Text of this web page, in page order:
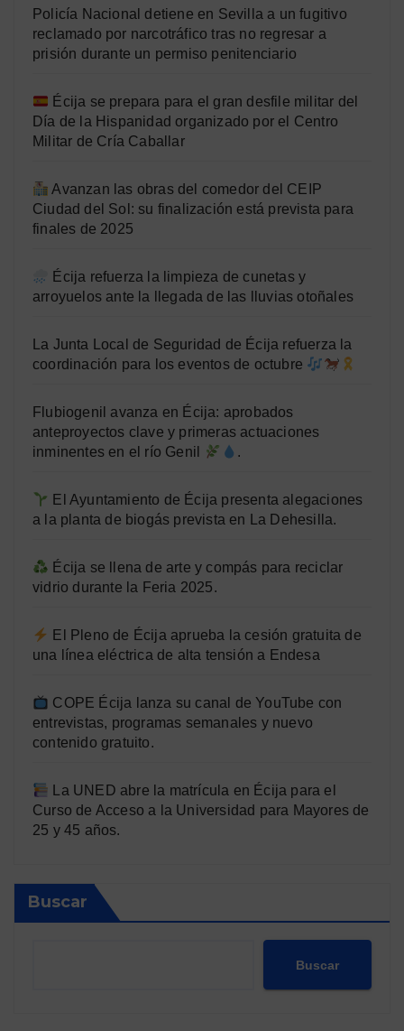
Policía Nacional detiene en Sevilla a un fugitivo
reclamado por narcotráfico tras no regresar a
prisión durante un permiso penitenciario
Écija se prepara para el gran desfile militar del
Día de la Hispanidad organizado por el Centro
Militar de Cría Caballar
Avanzan las obras del comedor del CEIP
Ciudad del Sol: su finalización está prevista para
finales de 2025
Écija refuerza la limpieza de cunetas y
arroyuelos ante la llegada de las lluvias otoñales
La Junta Local de Seguridad de Écija refuerza la
coordinación para los eventos de octubre
Flubiogenil avanza en Écija: aprobados
anteproyectos clave y primeras actuaciones
inminentes en el río Genil
.
El Ayuntamiento de Écija presenta alegaciones
a la planta de biogás prevista en La Dehesilla.
Écija se llena de arte y compás para reciclar
vidrio durante la Feria 2025.
El Pleno de Écija aprueba la cesión gratuita de
una línea eléctrica de alta tensión a Endesa
COPE Écija lanza su canal de YouTube con
entrevistas, programas semanales y nuevo
contenido gratuito.
La UNED abre la matrícula en Écija para el
Curso de Acceso a la Universidad para Mayores de
25 y 45 años.
Buscar
Buscar